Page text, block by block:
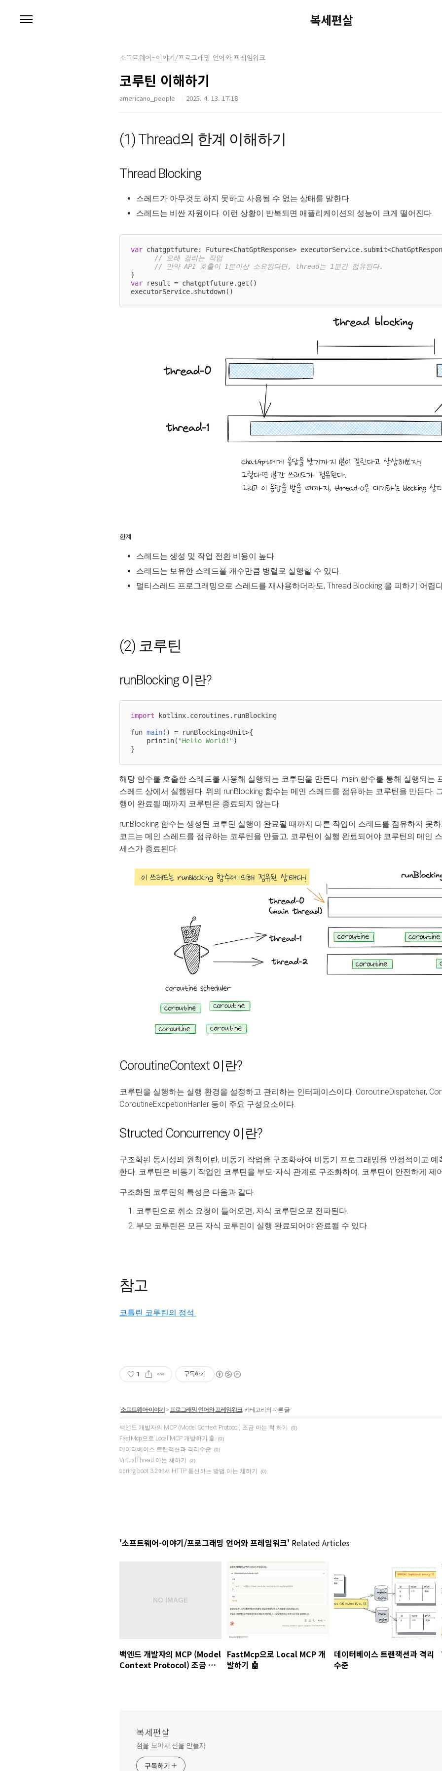
복세편살
소프트웨어-이야기/프로그래밍 언어와 프레임워크
코루틴 이해하기
americano_people 2025. 4. 13. 17:18
(1) Thread의 한계 이해하기
Thread Blocking
스레드가 아무것도 하지 못하고 사용될 수 없는 상태를 말한다.
스레드는 비싼 자원이다. 이런 상황이 반복되면 애플리케이션의 성능이 크게 떨어진다.
var chatgptfuture: Future<ChatGptResponse>
// 오래 걸리는 작업
// 만약 API 호출이 1분이상 소요된다면, thread는 1분간 점유된다.
var result = chatgptfuture.get()
executorService.shutdown()
한계
스레드는 생성 및 작업 전환 비용이 높다.
스레드는 보유한 스레드풀 개수만큼 병렬로 실행할 수 있다.
멀티스레드 프로그래밍으로 스레드를 재사용하더라도, Thread Blocking 을 피하기 어렵
(2) 코루틴
runBlocking 이란?
import kotlinx.coroutines. runBlocking
fun main()
= runBlocking<Unit>{
    println(
"Hello World!" )
}
해당 함수를 호출한 스레드를 사용해 실행되는 코루틴을 만든다. main 함수를 통해 실행되는
스레드 상에서 실행된다. 위의 runBlocking 함수는 메인 스레드를 점유하는 코루틴을 만든다.
행이 완료될 때까지 코루틴은 종료되지 않는다.
runBlocking 함수는 생성된 코루틴 실행이 완료될 때까지 다른 작업이 스레드를 점유하지 못
코드는 메인 스레드를 점유하는 코루틴을 만들고, 코루틴이 실행 완료되어야 코루틴의 메인
세스가 종료된다.
CoroutineContext 이란?
코루틴을 실행하는 실행 환경을 설정하고 관리하는 인터페이스이다. CoroutineDispatcher,
CoroutineExcpetionHanler 등이 주요 구성요소이다.
Structed Concurrency 이란?
구조화된 동시성의 원칙이란, 비동기 작업을 구조화하여 비동기 프로그래밍을 안정적이고
한다. 코루틴은 비동기 작업인 코루틴을 부모-자식 관계로 구조화하여, 코루틴이 안전하게 제
구조화된 코루틴의 특성은 다음과 같다.
코루틴으로 취소 요청이 들어오면, 자식 코루틴으로 전파된다.
부모 코루틴은 모든 자식 코루틴이 실행 완료되어야 완료될 수 있다.
참고
코틀린 코루틴의 정석
1 구독하기
'소프트웨어-이야기 > 프로그래밍 언어와 프레임워크' 카테고리의 다른 글
백엔드 개발자의 MCP (Model Context Protocol) 조금 아는 척 하기 (0)
FastMcp으로 Local MCP 개발하기 🤖 (0)
데이터베이스 트랜잭션과 격리수준 (0)
VirtualThread 아는 체하기 (2)
spring boot 3.2에서 HTTP 통신하는 방법 아는 체하기 (0)
'소프트웨어-이야기/프로그래밍 언어와 프레임워크' Related Articles
백엔드 개발자의 MCP (Model
Context Protocol) 조금 아
FastMcp으로 Local MCP 개
발하기 🤖
데이터베이스 트랜잭션과 격리
수준
복세편살
점을 모아서 선을 만들자
구독하기